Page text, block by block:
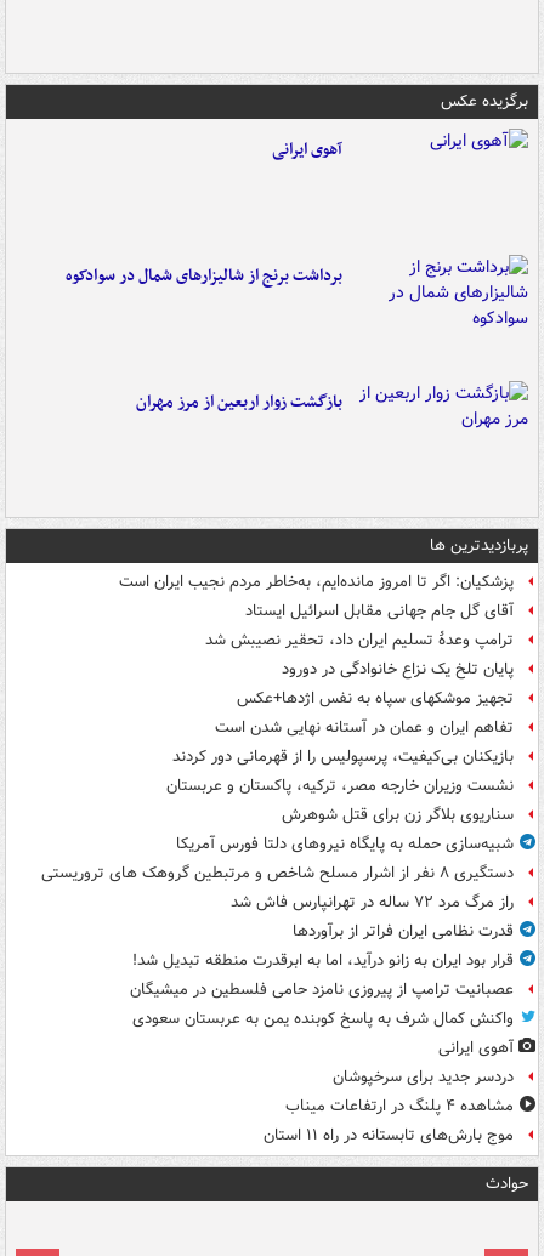
برگزیده عکس
آهوی ایرانی
برداشت برنج از شالیزارهای شمال در سوادکوه
بازگشت زوار اربعین از مرز مهران
پربازدیدترین ها
پزشکیان: اگر تا امروز مانده‌ایم، به‌خاطر مردم نجیب ایران است
آقای گل جام جهانی مقابل اسرائیل ایستاد
ترامپ وعدۀ تسلیم ایران داد، تحقیر نصیبش شد
پایان تلخ یک نزاع خانوادگی در دورود
تجهیز موشکهای سپاه به نفس اژدها+عکس
تفاهم ایران و عمان در آستانه نهایی شدن است
بازیکنان بی‌کیفیت، پرسپولیس را از قهرمانی دور کردند
نشست وزیران خارجه مصر، ترکیه، پاکستان و عربستان
سناریوی بلاگر زن برای قتل شوهرش
شبیه‌سازی حمله به پایگاه نیروهای دلتا فورس آمریکا
دستگیری ۸ نفر از اشرار مسلح شاخص و مرتبطین گروهک های تروریستی
راز مرگ مرد ۷۲ ساله در تهرانپارس فاش شد
قدرت نظامی ایران فراتر از برآوردها
قرار بود ایران به زانو درآید، اما به ابرقدرت منطقه تبدیل شد!
عصبانیت ترامپ از پیروزی نامزد حامی فلسطین در میشیگان
واکنش کمال شرف به پاسخ کوبنده یمن به عربستان سعودی
آهوی ایرانی
دردسر جدید برای سرخپوشان
مشاهده ۴ پلنگ در ارتفاعات میناب
موج بارش‌های تابستانه در راه ۱۱ استان
حوادث